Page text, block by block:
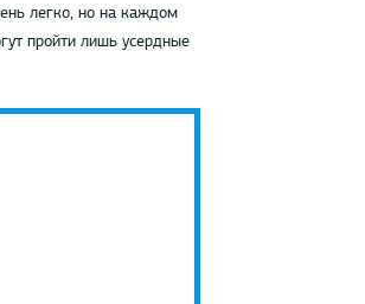
легко, но на каждом
пройти лишь усердные